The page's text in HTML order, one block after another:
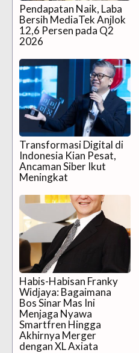
Pendapatan Naik, Laba
Bersih MediaTek Anjlok
12,6 Persen pada Q2
2026
Transformasi Digital di
Indonesia Kian Pesat,
Ancaman Siber Ikut
Meningkat
Habis-Habisan Franky
Widjaya: Bagaimana
Bos Sinar Mas Ini
Menjaga Nyawa
Smartfren Hingga
Akhirnya Merger
dengan XL Axiata